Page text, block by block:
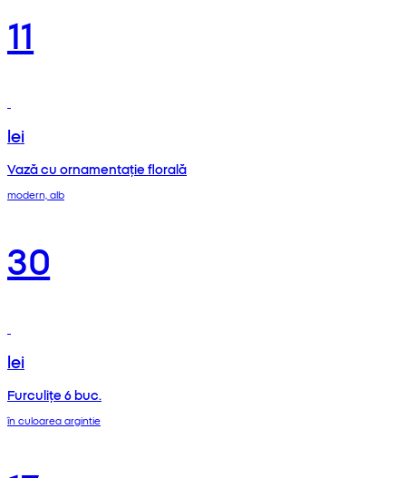
11
lei
Vază cu ornamentație florală
modern, alb
30
lei
Furculițe 6 buc.
în culoarea argintie